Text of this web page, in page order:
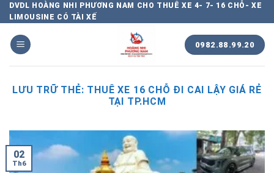
Chuyển
đến
nội
dung
DVDL HOÀNG NHI PHƯƠNG NAM CHO THUÊ XE 4- 7- 16 CHỖ- XE
LIMOUSINE CÓ TÀI XẾ
0982.88.99.20
LƯU TRỮ THẺ: THUÊ XE 16 CHỖ ĐI CAI LẬY GIÁ RẺ
TẠI TP.HCM
02
Th6